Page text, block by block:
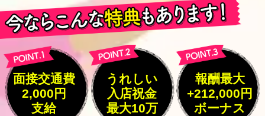
面接交通費
2,000円
支給
うれしい
入店祝金
最大10万
報酬最大
+212,000円
ボーナス